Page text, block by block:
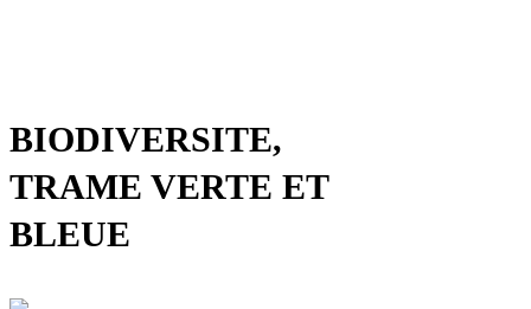
BIODIVERSITE,
TRAME VERTE ET
BLEUE